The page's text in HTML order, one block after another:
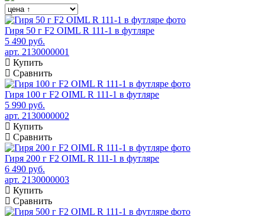
Гиря 50 г F2 OIML R 111-1 в футляре
5 490 руб.
арт. 2130000001
Купить
Сравнить
Гиря 100 г F2 OIML R 111-1 в футляре
5 990 руб.
арт. 2130000002
Купить
Сравнить
Гиря 200 г F2 OIML R 111-1 в футляре
6 490 руб.
арт. 2130000003
Купить
Сравнить